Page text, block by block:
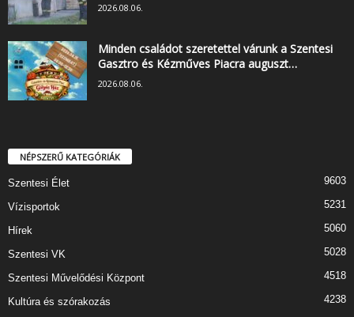
2026.08.06.
Minden családot szeretettel várunk a Szentesi
Gasztro és Kézműves Piacra auguszt…
2026.08.06.
NÉPSZERŰ KATEGÓRIÁK
Szentesi Élet 9603
Vízisportok 5231
Hírek 5060
Szentesi VK 5028
Szentesi Művelődési Központ 4518
Kultúra és szórakozás
4238